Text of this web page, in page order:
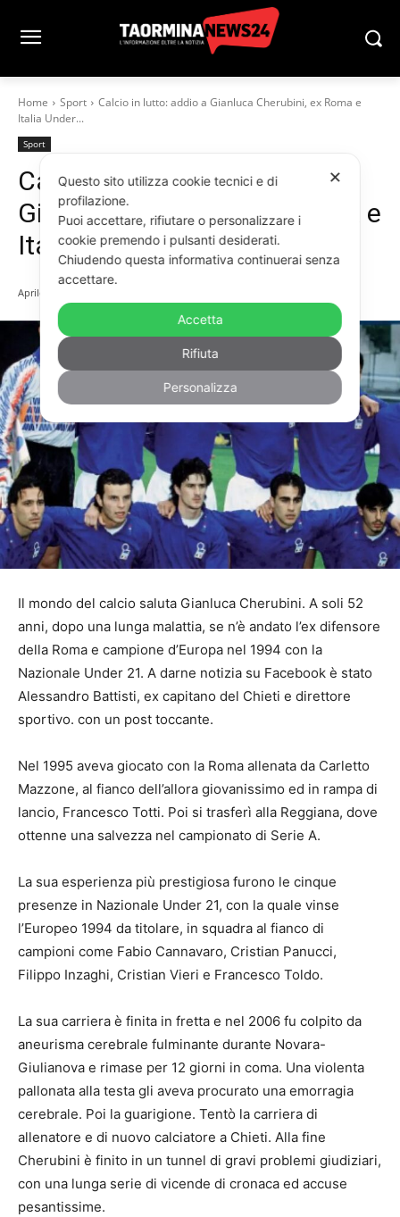
Home Sport
Calcio in lutto: addio a Gianluca Cherubini, ex Roma e
Italia Under...
Sport
Calcio in lutto: addio a
Gianluca Cherubini, ex Roma e
Italia Under 21
Aprile 1, 2026
Il mondo del calcio saluta Gianluca Cherubini. A soli 52
anni, dopo una lunga malattia, se n’è andato l’ex difensore
della Roma e campione d’Europa nel 1994 con la
Nazionale Under 21. A darne notizia su Facebook è stato
Alessandro Battisti, ex capitano del Chieti e direttore
sportivo. con un post toccante.
Nel 1995 aveva giocato con la Roma allenata da Carletto
Mazzone, al fianco dell’allora giovanissimo ed in rampa di
lancio, Francesco Totti. Poi si trasferì alla Reggiana, dove
ottenne una salvezza nel campionato di Serie A.
La sua esperienza più prestigiosa furono le cinque
presenze in Nazionale Under 21, con la quale vinse
l’Europeo 1994 da titolare, in squadra al fianco di
campioni come Fabio Cannavaro, Cristian Panucci,
Filippo Inzaghi, Cristian Vieri e Francesco Toldo.
La sua carriera è finita in fretta e nel 2006 fu colpito da
aneurisma cerebrale fulminante durante Novara-
Giulianova e rimase per 12 giorni in coma. Una violenta
pallonata alla testa gli aveva procurato una emorragia
cerebrale. Poi la guarigione. Tentò la carriera di
allenatore e di nuovo calciatore a Chieti. Alla fine
Cherubini è finito in un tunnel di gravi problemi giudiziari,
con una lunga serie di vicende di cronaca ed accuse
pesantissime.
✕
Questo sito utilizza cookie tecnici e di
profilazione.
Puoi accettare, rifiutare o personalizzare i
cookie premendo i pulsanti desiderati.
Chiudendo questa informativa continuerai senza
accettare.
Accetta
Rifiuta
Personalizza